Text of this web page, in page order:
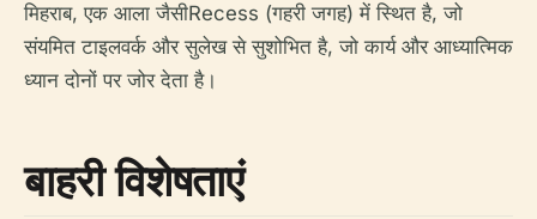
मिहराब, एक आला जैसीRecess (गहरी जगह) में स्थित है, जो
संयमित टाइलवर्क और सुलेख से सुशोभित है, जो कार्य और आध्यात्मिक
ध्यान दोनों पर जोर देता है।
बाहरी विशेषताएं